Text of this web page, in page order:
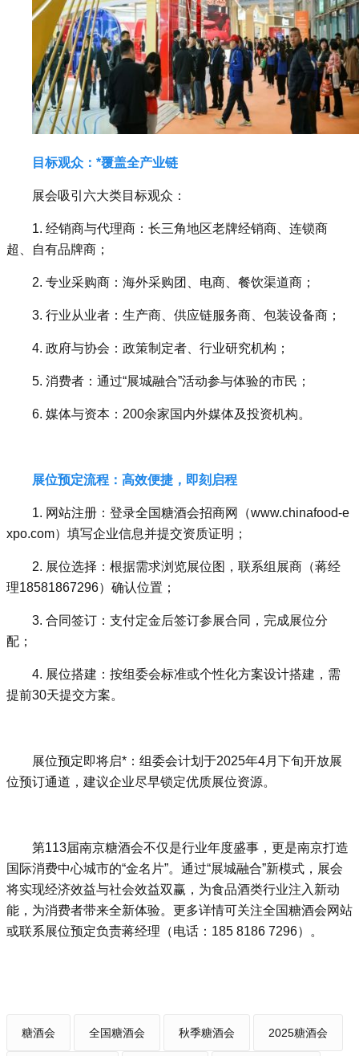
目标观众：*覆盖全产业链
展会吸引六大类目标观众：
1. 经销商与代理商：长三角地区老牌经销商、连锁商
超、自有品牌商；
2. 专业采购商：海外采购团、电商、餐饮渠道商；
3. 行业从业者：生产商、供应链服务商、包装设备商；
4. 政府与协会：政策制定者、行业研究机构；
5. 消费者：通过“展城融合”活动参与体验的市民；
6. 媒体与资本：200余家国内外媒体及投资机构。
展位预定流程：高效便捷，即刻启程
1. 网站注册：登录全国糖酒会招商网（www.chinafood-e
xpo.com）填写企业信息并提交资质证明；
2. 展位选择：根据需求浏览展位图，联系组展商（蒋经
理18581867296）确认位置；
3. 合同签订：支付定金后签订参展合同，完成展位分
配；
4. 展位搭建：按组委会标准或个性化方案设计搭建，需
提前30天提交方案。
展位预定即将启*：组委会计划于2025年4月下旬开放展
位预订通道，建议企业尽早锁定优质展位资源。
第113届南京糖酒会不仅是行业年度盛事，更是南京打造
国际消费中心城市的“金名片”。通过“展城融合”新模式，展会
将实现经济效益与社会效益双赢，为食品酒类行业注入新动
能，为消费者带来全新体验。更多详情可关注全国糖酒会网站
或联系展位预定负责蒋经理（电话：185 8186 7296）。
糖酒会 全国糖酒会 秋季糖酒会 2025糖酒会